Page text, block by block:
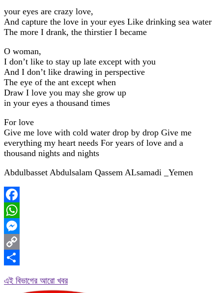
your eyes are crazy love,
And capture the love in your eyes Like drinking sea water
The more I drank, the thirstier I became
O woman,
I don’t like to stay up late except with you
And I don’t like drawing in perspective
The eye of the ant except when
Draw I love you may she grow up
in your eyes a thousand times
For love
Give me love with cold water drop by drop Give me
everything my heart needs For years of love and a
thousand nights and nights
Abdulbasset Abdulsalam Qassem ALsamadi _Yemen
Facebook
WhatsApp
Messenger
Copy
এই বিভাগের আরো খবর